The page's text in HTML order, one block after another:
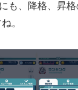
も、降格、昇
。